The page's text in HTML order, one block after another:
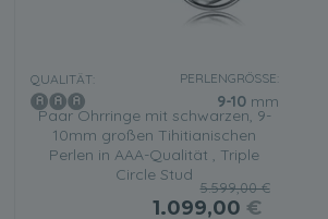
QUALITÄT: PERLENGRÖSSE:
9-10mm
Paar Ohrringe mit schwarzen, 9-
10mm großen Tihitianischen
Perlen in AAA-Qualität , Triple
Circle Stud
5.599,00 €
1.099,00 €